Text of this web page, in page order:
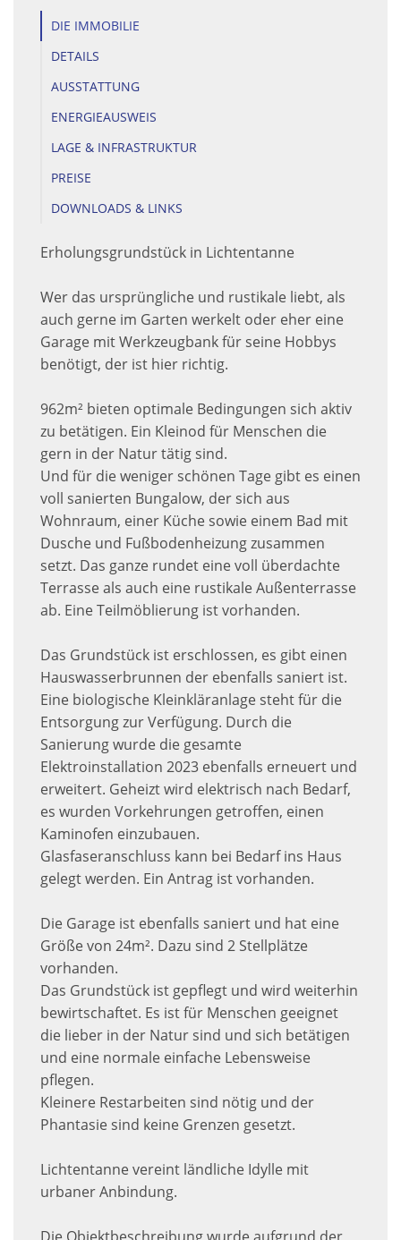
DIE IMMOBILIE
DETAILS
AUSSTATTUNG
ENERGIEAUSWEIS
LAGE & INFRASTRUKTUR
PREISE
DOWNLOADS & LINKS
Erholungsgrundstück in Lichtentanne
Wer das ursprüngliche und rustikale liebt, als
auch gerne im Garten werkelt oder eher eine
Garage mit Werkzeugbank für seine Hobbys
benötigt, der ist hier richtig.
962m² bieten optimale Bedingungen sich aktiv
zu betätigen. Ein Kleinod für Menschen die
gern in der Natur tätig sind.
Und für die weniger schönen Tage gibt es einen
voll sanierten Bungalow, der sich aus
Wohnraum, einer Küche sowie einem Bad mit
Dusche und Fußbodenheizung zusammen
setzt. Das ganze rundet eine voll überdachte
Terrasse als auch eine rustikale Außenterrasse
ab. Eine Teilmöblierung ist vorhanden.
Das Grundstück ist erschlossen, es gibt einen
Hauswasserbrunnen der ebenfalls saniert ist.
Eine biologische Kleinkläranlage steht für die
Entsorgung zur Verfügung. Durch die
Sanierung wurde die gesamte
Elektroinstallation 2023 ebenfalls erneuert und
erweitert. Geheizt wird elektrisch nach Bedarf,
es wurden Vorkehrungen getroffen, einen
Kaminofen einzubauen.
Glasfaseranschluss kann bei Bedarf ins Haus
gelegt werden. Ein Antrag ist vorhanden.
Die Garage ist ebenfalls saniert und hat eine
Größe von 24m². Dazu sind 2 Stellplätze
vorhanden.
Das Grundstück ist gepflegt und wird weiterhin
bewirtschaftet. Es ist für Menschen geeignet
die lieber in der Natur sind und sich betätigen
und eine normale einfache Lebensweise
pflegen.
Kleinere Restarbeiten sind nötig und der
Phantasie sind keine Grenzen gesetzt.
Lichtentanne vereint ländliche Idylle mit
urbaner Anbindung.